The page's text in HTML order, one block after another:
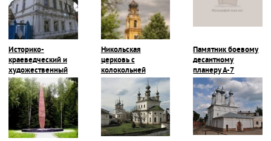
Историко-
краеведческий и
художественный
музей
Никольская
церковь с
колокольней
Памятник боевому
десантному
планеру А-7